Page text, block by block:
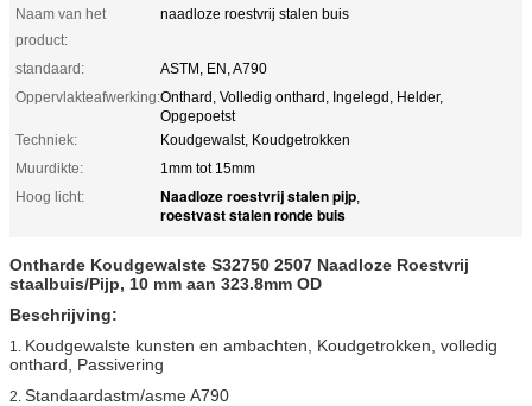
Naam van het
product:
naadloze roestvrij stalen buis
standaard:
ASTM, EN, A790
Oppervlakteafwerking:Onthard, Volledig onthard, Ingelegd, Helder,
Opgepoetst
Techniek:
Koudgewalst, Koudgetrokken
Muurdikte:
1mm tot 15mm
Hoog licht:
Naadloze roestvrij stalen pijp,
roestvast stalen ronde buis
Ontharde Koudgewalste S32750 2507 Naadloze Roestvrij
staalbuis/Pijp, 10 mm aan 323.8mm OD
Beschrijving:
1. Koudgewalste kunsten en ambachten, Koudgetrokken, volledig
onthard, Passivering
2. Standaardastm/asme A790